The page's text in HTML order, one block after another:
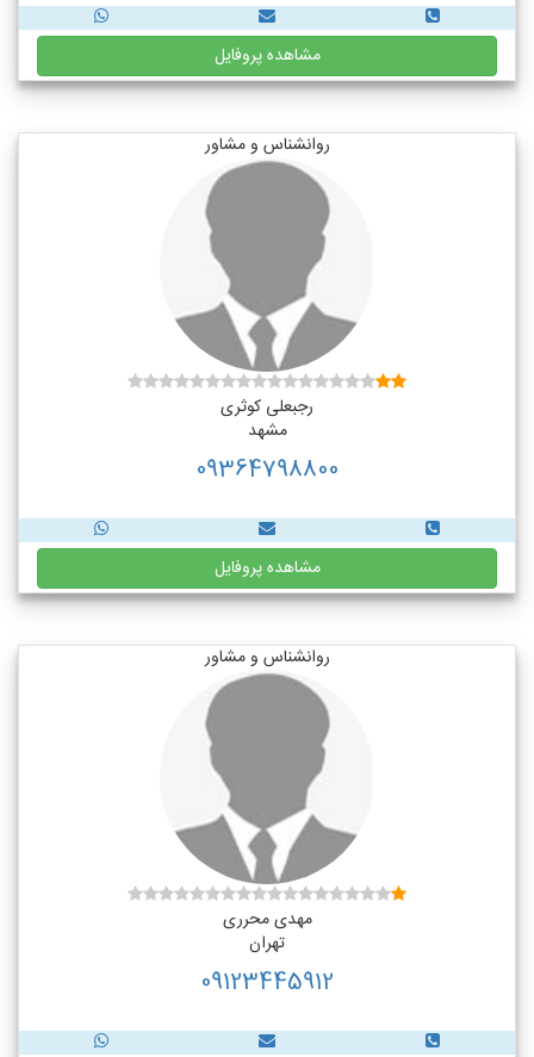
مشاهده پروفایل
روانشناس و مشاور
رجبعلی کوثری
مشهد
09364798800
مشاهده پروفایل
روانشناس و مشاور
مهدی محرری
تهران
09123445912